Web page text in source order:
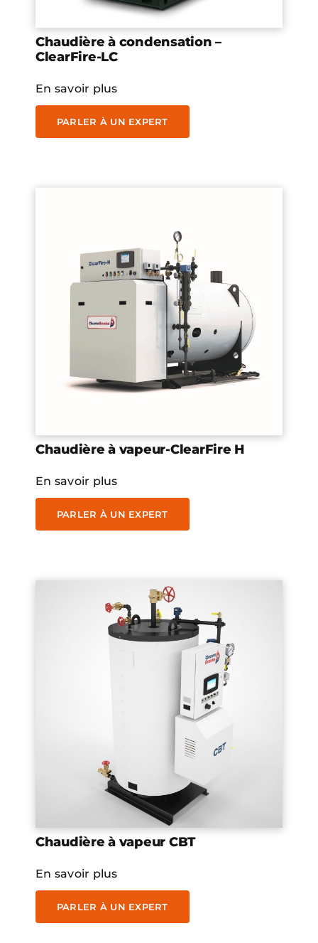
Chaudière à condensation –
ClearFire-LC
En savoir plus
PARLER À UN EXPERT
Chaudière à vapeur-ClearFire H
En savoir plus
PARLER À UN EXPERT
Chaudière à vapeur CBT
En savoir plus
PARLER À UN EXPERT